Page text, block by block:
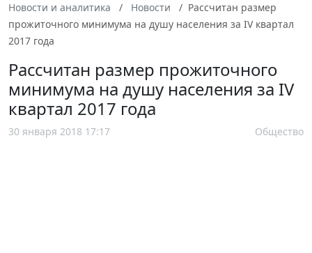
Новости и аналитика Новости
Рассчитан размер
прожиточного минимума на душу населения за IV квартал
2017 года
Рассчитан размер прожиточного
минимума на душу населения за IV
квартал 2017 года
30 января 2018 17:17 Общество